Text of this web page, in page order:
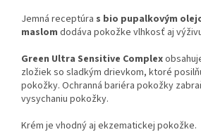
Jemná receptúra s bio pupalkovým
maslom dodáva pokožke vlhkosť aj
Green Ultra Sensitive Complex
zložiek so sladkým drievkom, ktoré
pokožky. Ochranná bariéra pokožky
vysychaniu pokožky.
Krém je vhodný aj ekzematickej pokožke.